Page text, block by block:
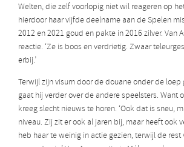
Welten, die zelf voorlopig niet wil reageren op
hierdoor haar vijfde deelname aan de Spelen
2012 en 2021 goud en pakte in 2016 zilver. Van
reactie. ‘Ze is boos en verdrietig. Zwaar
erbij.’
Terwijl zijn visum door de douane onder de
gaat hij verder over de andere speelsters. Want
kreeg slecht nieuws te horen. ‘Ook dat is sneu,
niveau. Zij zit er ook al jaren bij, maar heeft ook
heb haar te weinig in actie gezien, terwijl de